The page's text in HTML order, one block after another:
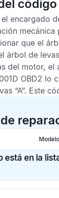
código
encargado
que el
árbol de
del motor, el
OBD2 lo
“A”. Este
Modelo
está en la